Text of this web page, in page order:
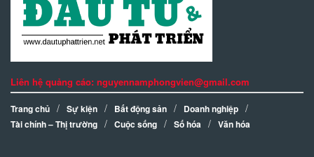
Liên hệ quảng cáo: nguyennamphongvien@gmail.com
Trang chủ Sự kiện Bất động sản
Doanh nghiệp
Tài chính – Thị trường
Cuộc sống Số hóa Văn hóa